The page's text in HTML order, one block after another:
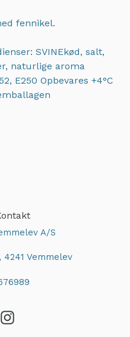
fennikel.
SVINEkød, salt,
naturlige aroma
E250 Opbevares +4°C
A/S
Vemmelev
Instagram